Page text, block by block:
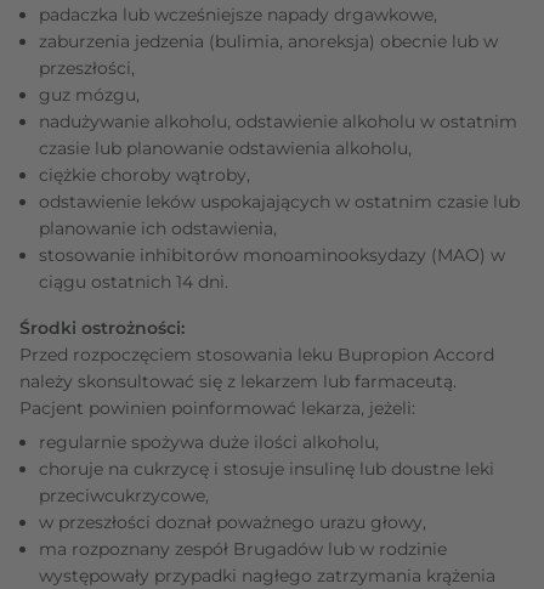
padaczka lub wcześniejsze napady drgawkowe,
zaburzenia jedzenia (bulimia, anoreksja) obecnie lub w
przeszłości,
guz mózgu,
nadużywanie alkoholu, odstawienie alkoholu w ostatnim
czasie lub planowanie odstawienia alkoholu,
ciężkie choroby wątroby,
odstawienie leków uspokajających w ostatnim czasie lub
planowanie ich odstawienia,
stosowanie inhibitorów monoaminooksydazy (MAO) w
ciągu ostatnich 14 dni.
Środki ostrożności:
Przed rozpoczęciem stosowania leku Bupropion Accord
należy skonsultować się z lekarzem lub farmaceutą.
Pacjent powinien poinformować lekarza, jeżeli:
regularnie spożywa duże ilości alkoholu,
choruje na cukrzycę i stosuje insulinę lub doustne leki
przeciwcukrzycowe,
w przeszłości doznał poważnego urazu głowy,
ma rozpoznany zespół Brugadów lub w rodzinie
występowały przypadki nagłego zatrzymania krążenia